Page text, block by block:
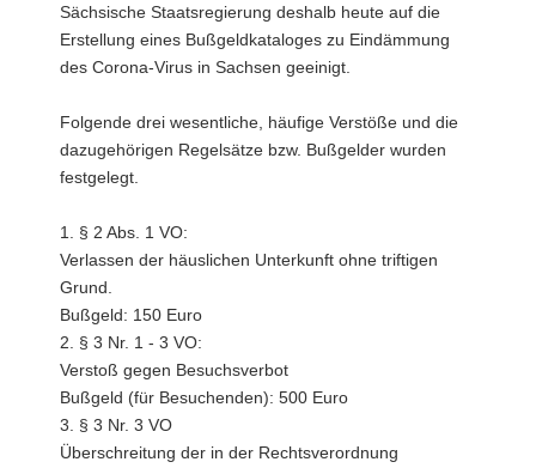
Sächsische Staatsregierung deshalb heute auf die
Erstellung eines Bußgeldkataloges zu Eindämmung
des Corona-Virus in Sachsen geeinigt.
Folgende drei wesentliche, häufige Verstöße und die
dazugehörigen Regelsätze bzw. Bußgelder wurden
festgelegt.
1. § 2 Abs. 1 VO:
Verlassen der häuslichen Unterkunft ohne triftigen
Grund.
Bußgeld: 150 Euro
2. § 3 Nr. 1 - 3 VO:
Verstoß gegen Besuchsverbot
Bußgeld (für Besuchenden): 500 Euro
3. § 3 Nr. 3 VO
Überschreitung der in der Rechtsverordnung